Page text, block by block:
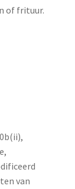
of frituur.
van